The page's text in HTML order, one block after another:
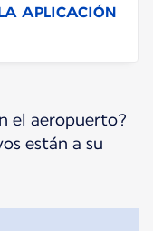
APLICACIÓN
el aeropuerto?
están a su